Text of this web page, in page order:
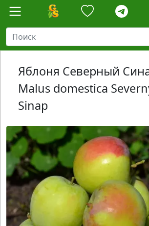
Яблоня Северный
Malus domestica
Sinap